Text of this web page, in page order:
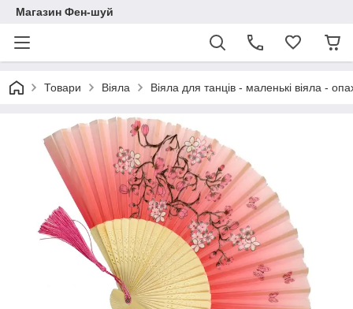
Магазин Фен-шуй
Товари Віяла Віяла для танців - маленькі віяла -